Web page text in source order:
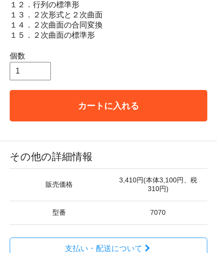
１２．行列の標準形
１３．２次形式と２次曲面
１４．２次曲面の合同変換
１５．２次曲面の標準形
個数
カートに入れる
その他の詳細情報
販売価格
3,410円(本体3,100円、税
310円)
型番 7070
支払い・配送について